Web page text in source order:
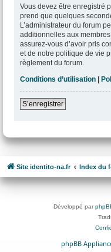
Vous devez être enregistré
prend que quelques
L’administrateur du forum
additionnelles aux
assurez-vous d’avoir pris
et de notre politique de vie
règlement du forum.
Conditions d’utilisation |
S’enregistrer
Site identito-na.fr Index du
Développé par
phpBB